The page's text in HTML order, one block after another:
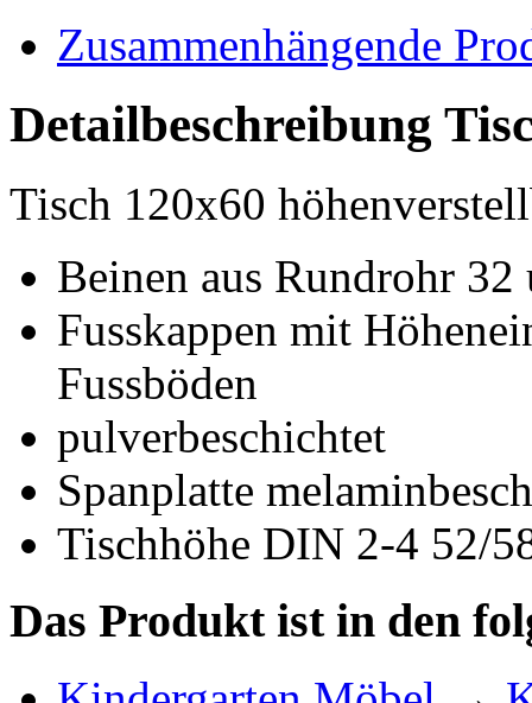
Zusammenhängende
Detailbeschreibung
Tisch 120x60
Beinen aus Rundrohr 32
Fusskappen mit
Fussböden
pulverbeschichtet
Spanplatte
Tischhöhe DIN 2-4 52/
Das Produkt ist in den